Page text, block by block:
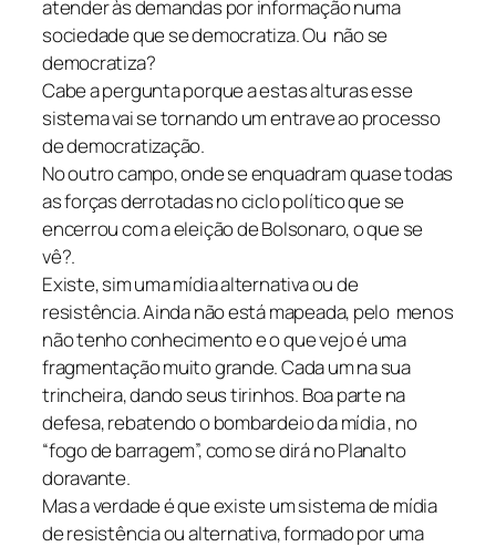
atender às demandas por informação numa
sociedade que se democratiza. Ou não se
democratiza?
Cabe a pergunta porque a estas alturas esse
sistema vai se tornando um entrave ao processo
de democratização.
No outro campo, onde se enquadram quase todas
as forças derrotadas no ciclo político que se
encerrou com a eleição de Bolsonaro, o que se
vê?.
Existe, sim uma mídia alternativa ou de
resistência. Ainda não está mapeada, pelo menos
não tenho conhecimento e o que vejo é uma
fragmentação muito grande. Cada um na sua
trincheira, dando seus tirinhos. Boa parte na
defesa, rebatendo o bombardeio da mídia , no
“fogo de barragem”, como se dirá no Planalto
doravante.
Mas a verdade é que existe um sistema de mídia
de resistência ou alternativa, formado por uma